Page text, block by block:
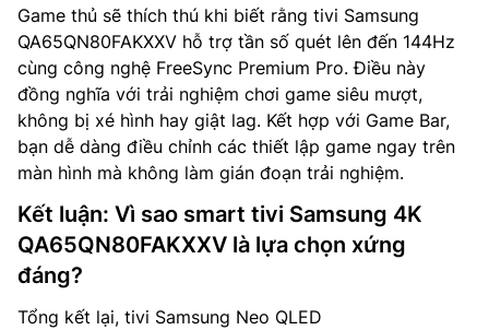
Game thủ sẽ thích thú khi biết rằng tivi Samsung
QA65QN80FAKXXV hỗ trợ tần số quét lên đến 144Hz
cùng công nghệ FreeSync Premium Pro. Điều này
đồng nghĩa với trải nghiệm chơi game siêu mượt,
không bị xé hình hay giật lag. Kết hợp với Game Bar,
bạn dễ dàng điều chỉnh các thiết lập game ngay trên
màn hình mà không làm gián đoạn trải nghiệm.
Kết luận: Vì sao smart tivi Samsung 4K
QA65QN80FAKXXV là lựa chọn xứng
đáng?
Tổng kết lại, tivi Samsung Neo QLED